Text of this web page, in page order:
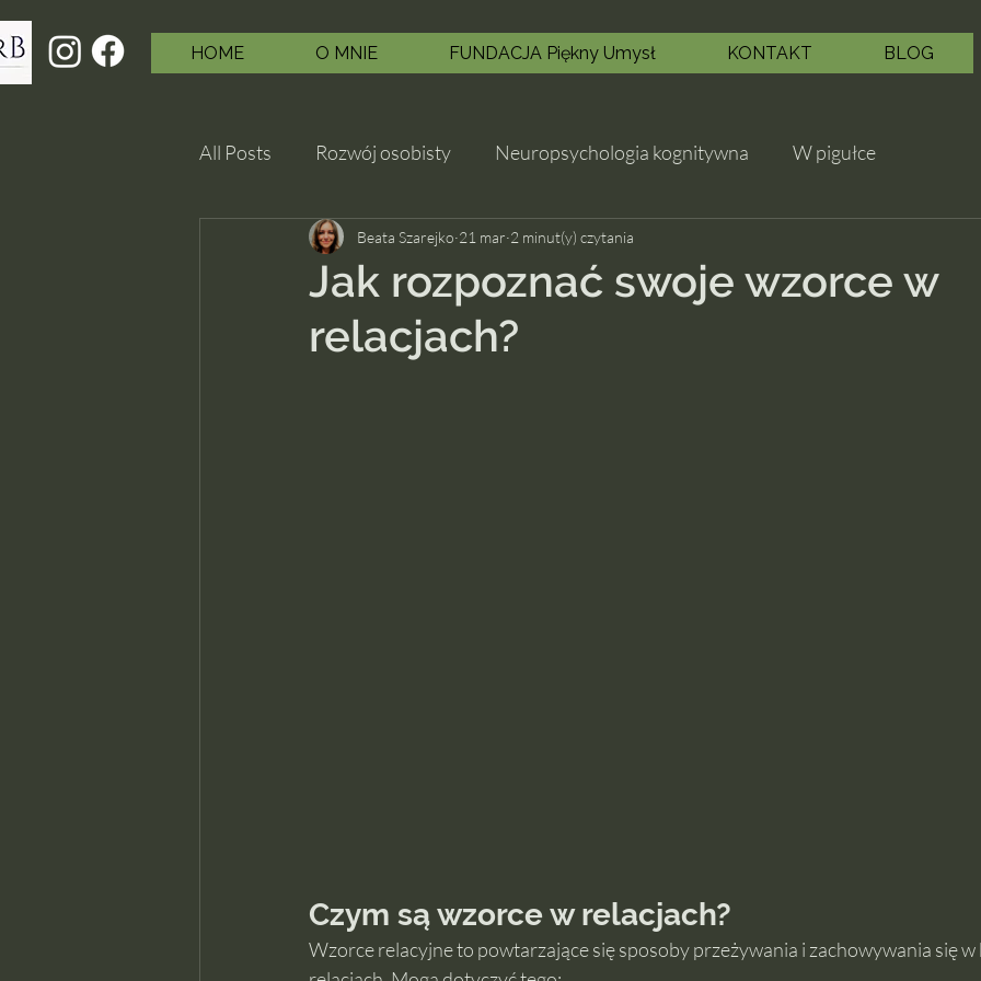
HOME O MNIE FUNDACJA Piękny Umysł KONTAKT BLOG
All Posts Rozwój osobisty Neuropsychologia kognitywna W pigułce
Jak rozpoznać swoje wzorce w
relacjach?
Beata Szarejko 21 mar 2 minut(y) czytania
Czym są wzorce w relacjach?
Wzorce relacyjne to powtarzające się sposoby przeżywania i zachowywania się w